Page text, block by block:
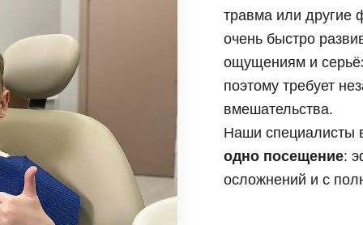
Синус лифтинг
Импланты Straumann
Имплантация
Имплантация
Имплантация
виниры
Коронка из диоксида
Керамическая
травма или другие
очень быстро
ощущениям и
поэтому требует
вмешательства.
Наши специалисты
одно посещение:
осложнений и с